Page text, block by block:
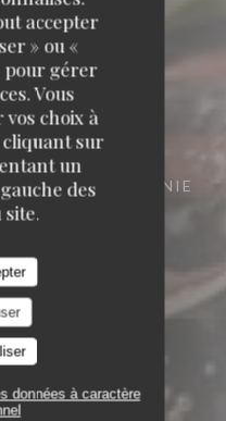
accepter
» ou «
pour gérer
Vous
choix à
sur
un
des
site.
données à caractère
DES FRÈRES BONIE